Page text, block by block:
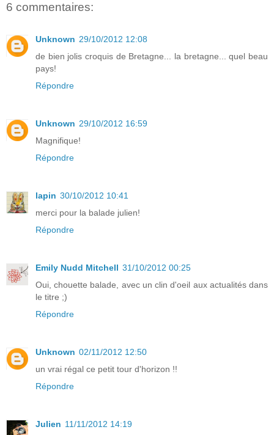
6 commentaires:
Unknown 29/10/2012 12:08
de bien jolis croquis de Bretagne... la bretagne... quel beau
pays!
Répondre
Unknown 29/10/2012 16:59
Magnifique!
Répondre
lapin 30/10/2012 10:41
merci pour la balade julien!
Répondre
Emily Nudd Mitchell 31/10/2012 00:25
Oui, chouette balade, avec un clin d'oeil aux actualités dans
le titre ;)
Répondre
Unknown 02/11/2012 12:50
un vrai régal ce petit tour d'horizon !!
Répondre
Julien 11/11/2012 14:19